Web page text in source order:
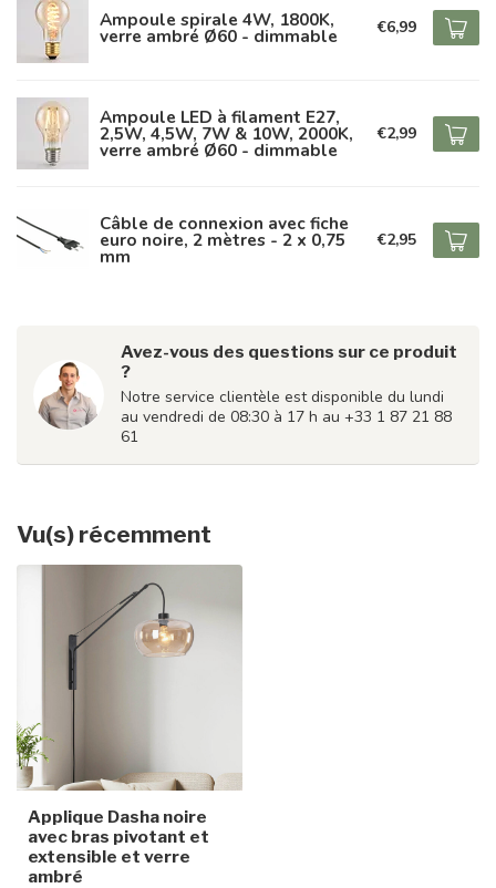
Ampoule spirale 4W, 1800K,
verre ambré Ø60 - dimmable €6,99
Ampoule LED à filament E27,
2,5W, 4,5W, 7W & 10W, 2000K,
verre ambré Ø60 - dimmable
€2,99
Câble de connexion avec fiche
euro noire, 2 mètres - 2 x 0,75
mm
€2,95
Avez-vous des questions sur ce produit
?
Notre service clientèle est disponible du lundi
au vendredi de 08:30 à 17 h au +33 1 87 21 88
61
Vu(s) récemment
Applique Dasha noire
avec bras pivotant et
extensible et verre
ambré